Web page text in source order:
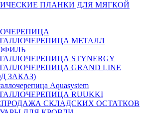
ПЛАНКИ ДЛЯ МЯГКОЙ
МЕТАЛЛ
STYNERGY
GRAND LINE
ЗАКАЗ)
Aquasystem
RUUKKI
СКЛАДСКИХ ОСТАТКОВ